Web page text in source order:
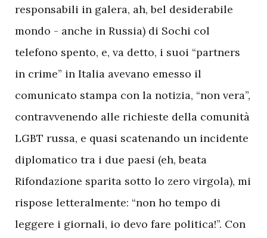
responsabili in galera, ah, bel desiderabile
mondo - anche in Russia) di Sochi col
telefono spento, e, va detto, i suoi “partners
in crime” in Italia avevano emesso il
comunicato stampa con la notizia, “non vera”,
contravvenendo alle richieste della comunità
LGBT russa, e quasi scatenando un incidente
diplomatico tra i due paesi (eh, beata
Rifondazione sparita sotto lo zero virgola), mi
rispose letteralmente: “non ho tempo di
leggere i giornali, io devo fare politica!”. Con